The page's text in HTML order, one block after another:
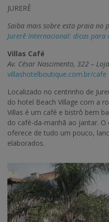
JURERÊ
Saiba mais sobre esta praia no
Jurerê Internacional: dicas
Villas Café
Av. César Nascimento, 322 –
villashotelboutique.com.br/cafe
Localizado no centrinho de
do hotel Beach Village com a
Villas é um café e bistrô bem
do café-da-manhã ao jantar.
oferece de tudo um pouco,
elaborados.